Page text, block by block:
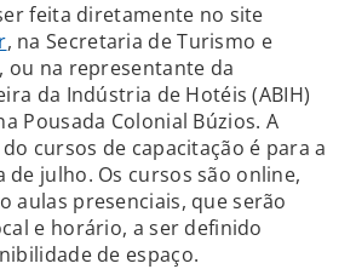
feita diretamente no site
, na Secretaria de Turismo e
ou na representante da
da Indústria de Hotéis (ABIH)
Pousada Colonial Búzios. A
cursos de capacitação é para a
de julho. Os cursos são online,
aulas presenciais, que serão
e horário, a ser definido
de espaço.